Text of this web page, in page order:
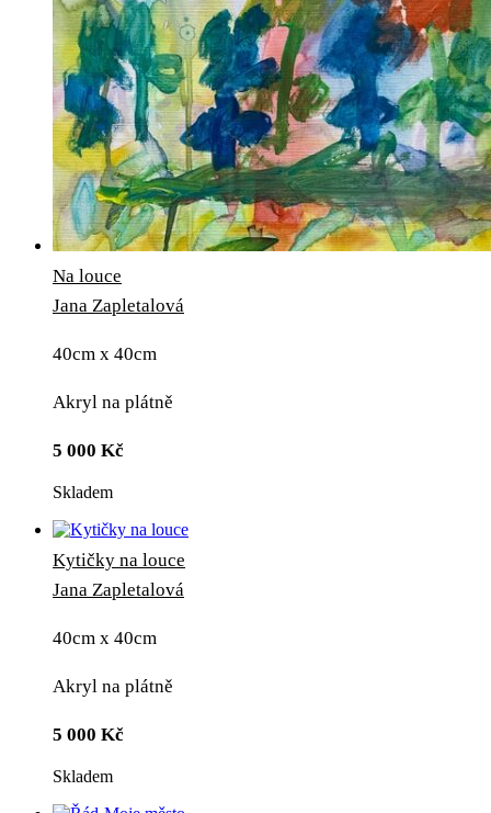
Na louce
Jana Zapletalová
40cm x 40cm
Akryl na plátně
5 000 Kč
Skladem
Kytičky na louce
Jana Zapletalová
40cm x 40cm
Akryl na plátně
5 000 Kč
Skladem